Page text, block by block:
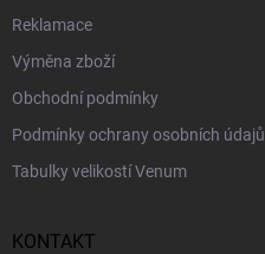
Reklamace
Výměna zboží
Obchodní podmínky
Podmínky ochrany osobních údajů
Tabulky velikostí Venum
KONTAKT